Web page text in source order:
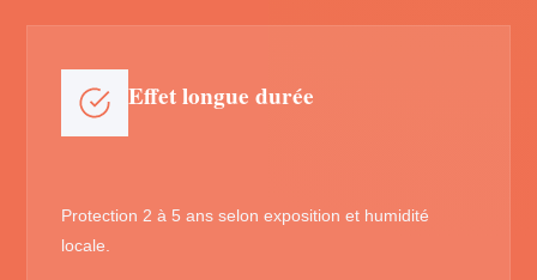
Effet longue durée
Protection 2 à 5 ans selon exposition et humidité
locale.